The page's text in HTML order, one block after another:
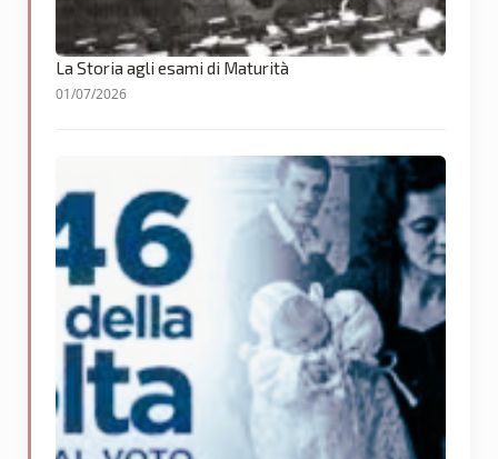
La Storia agli esami di Maturità
01/07/2026